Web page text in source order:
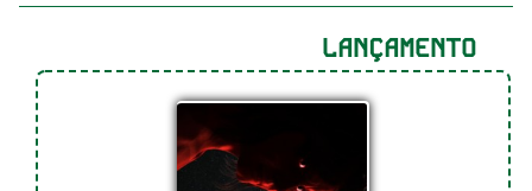
LANÇAMENTO